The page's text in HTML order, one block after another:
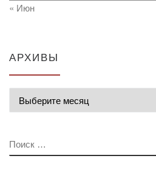
« Июн
АРХИВЫ
ПОИСК